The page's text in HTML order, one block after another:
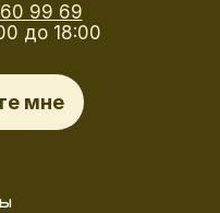
99 69
до 18:00
мне